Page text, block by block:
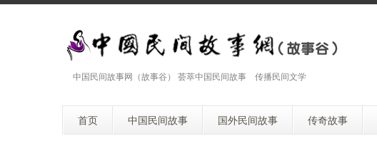
中国民间故事网（故事谷） 荟萃中国民间故事 传播民间文学
首页 中国民间故事 国外民间故事 传奇故事